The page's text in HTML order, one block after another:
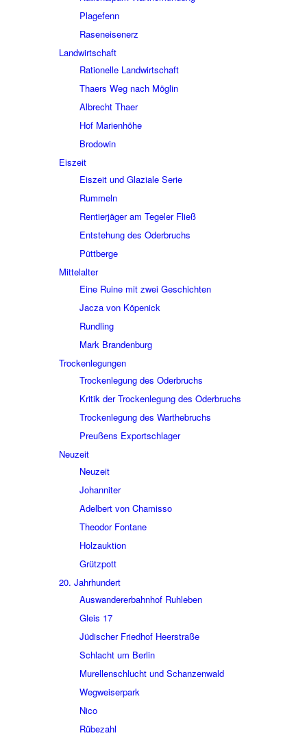
Plage­fenn
Rasen­ei­sen­erz
Land­wirt­schaft
Ratio­nelle Land­wirt­schaft
Thaers Weg nach Möglin
Albrecht Thaer
Hof Mari­en­höhe
Brodo­win
Eiszeit
Eiszeit und Glaziale Serie
Rummeln
Rentier­jä­ger am Tege­ler Fließ
Entste­hung des Oder­bruchs
Pütt­berge
Mittel­al­ter
Eine Ruine mit zwei Geschich­ten
Jacza von Köpe­nick
Rund­ling
Mark Bran­den­burg
Trocken­le­gun­gen
Trocken­le­gung des Oder­bruchs
Kritik der Trocken­le­gung des Oder­bruchs
Trocken­le­gung des Wart­he­bruchs
Preu­ßens Export­schla­ger
Neuzeit
Neuzeit
Johan­ni­ter
Adel­bert von Chamisso
Theo­dor Fontane
Holz­auk­tion
Grütz­pott
20. Jahr­hun­dert
Auswan­de­rer­bahn­hof Ruhle­ben
Gleis 17
Jüdi­scher Fried­hof Heer­straße
Schlacht um Berlin
Murel­len­schlucht und Schan­zen­wald
Wegwei­ser­park
Nico
Rübe­zahl